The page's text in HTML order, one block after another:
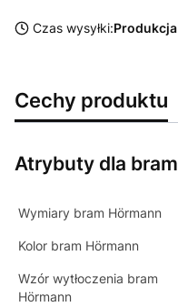
Czas wysyłki:
Cechy produktu
Atrybuty dla
Wymiary bram Hörmann
Kolor bram Hörmann
Wzór wytłoczenia bram
Hörmann